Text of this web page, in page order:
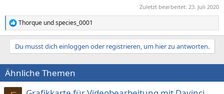
Zuletzt bearbeitet: 23. Juli 2020
R
e
a
i
o
n
e
Thorque undspecies_0001
Du musst dich einloggen oder registrieren, um hier zu antworten.
Ähnliche Themen